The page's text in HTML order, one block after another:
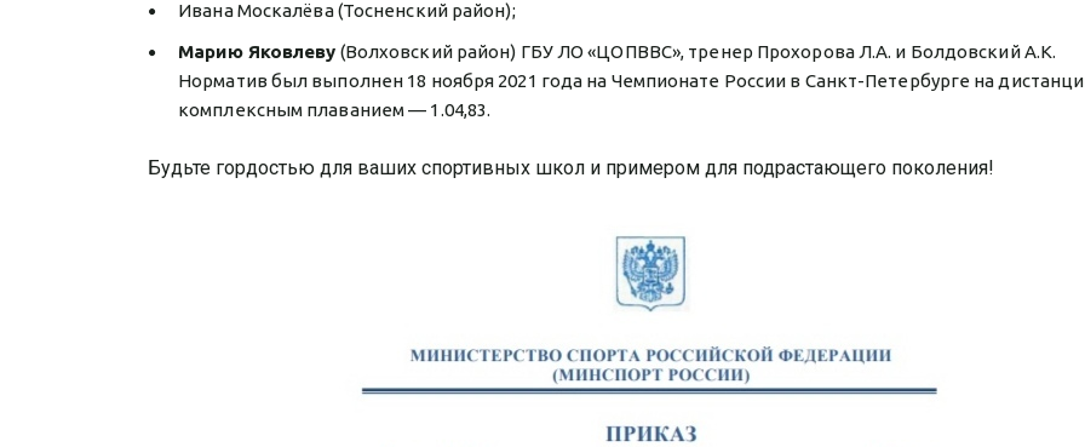
Ивана Москалёва (Тосненский район);
Марию Яковлеву (Волховский район) ГБУ ЛО «ЦОПВВС», тренер Прохорова Л.А. и Болдовский А.К.
Норматив был выполнен 18 ноября 2021 года на Чемпионате России в Санкт-Петербурге на
комплексным плаванием — 1.04,83.
Будьте гордостью для ваших спортивных школ и примером для подрастающего поколения!